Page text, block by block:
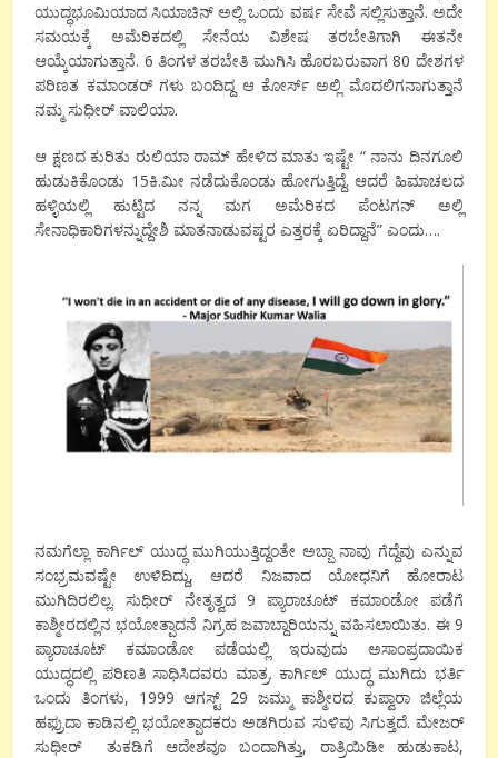
ಯುದ್ಧಭೂಮಿಯಾದ ಸಿಯಾಚಿನ್ ಅಲ್ಲಿ ಒಂದು ವರ್ಷ ಸೇವೆ ಸಲ್ಲಿಸುತ್ತಾನೆ. ಅದೇ
ಸಮಯಕ್ಕೆ ಅಮೆರಿಕದಲ್ಲಿ ಸೇನೆಯ ವಿಶೇಷ ತರಬೇತಿಗಾಗಿ ಈತನೇ
ಆಯ್ಕೆಯಾಗುತ್ತಾನೆ. 6 ತಿಂಗಳ ತರಬೇತಿ ಮುಗಿಸಿ ಹೊರಬರುವಾಗ 80 ದೇಶಗಳ
ಪರಿಣತ ಕಮಾಂಡರ್ ಗಳು ಬಂದಿದ್ದ ಆ ಕೋರ್ಸ್ ಅಲ್ಲಿ ಮೊದಲಿಗನಾಗುತ್ತಾನೆ
ನಮ್ಮ ಸುಧೀರ್ ವಾಲಿಯಾ.
ಆ ಕ್ಷಣದ ಕುರಿತು ರುಲಿಯಾ ರಾಮ್ ಹೇಳಿದ ಮಾತು ಇಷ್ಟೇ “ ನಾನು ದಿನಗೂಲಿ
ಹುಡುಕಿಕೊಂಡು 15ಕಿ.ಮೀ ನಡೆದುಕೊಂಡು ಹೋಗುತ್ತಿದ್ದೆ. ಆದರೆ ಹಿಮಾಚಲದ
ಹಳ್ಳಿಯಲ್ಲಿ ಹುಟ್ಟಿದ ನನ್ನ ಮಗ ಅಮೆರಿಕದ ಪೆಂಟಗನ್ ಅಲ್ಲಿ
ಸೇನಾಧಿಕಾರಿಗಳನ್ನುದ್ದೇಶಿ ಮಾತನಾಡುವಷ್ಟರ ಎತ್ತರಕ್ಕೆ ಏರಿದ್ದಾನೆ” ಎಂದು….
ನಮಗೆಲ್ಲಾ ಕಾರ್ಗಿಲ್ ಯುದ್ಧ ಮುಗಿಯುತ್ತಿದ್ದಂತೇ ಅಬ್ಬಾ ನಾವು ಗೆದ್ದೆವು ಎನ್ನುವ
ಸಂಭ್ರಮವಷ್ಟೇ ಉಳಿದಿದ್ದು, ಆದರೆ ನಿಜವಾದ ಯೋಧನಿಗೆ ಹೋರಾಟ
ಮುಗಿದಿರಲಿಲ್ಲ. ಸುಧೀರ್ ನೇತೃತ್ವದ 9 ಪ್ಯಾರಾಚೂಟ್ ಕಮಾಂಡೋ ಪಡೆಗೆ
ಕಾಶ್ಮೀರದಲ್ಲಿನ ಭಯೋತ್ಪಾದನೆ ನಿಗ್ರಹ ಜವಾಬ್ದಾರಿಯನ್ನು ವಹಿಸಲಾಯಿತು. ಈ 9
ಪ್ಯಾರಾಚೂಟ್ ಕಮಾಂಡೋ ಪಡೆಯಲ್ಲಿ ಇರುವುದು ಅಸಾಂಪ್ರದಾಯಿಕ
ಯುದ್ಧದಲ್ಲಿ ಪರಿಣತಿ ಸಾಧಿಸಿದವರು ಮಾತ್ರ. ಕಾರ್ಗಿಲ್ ಯುದ್ಧ ಮುಗಿದು ಭರ್ತಿ
ಒಂದು ತಿಂಗಳು, 1999 ಆಗಸ್ಟ್ 29 ಜಮ್ಮು ಕಾಶ್ಮೀರದ ಕುಪ್ವಾರಾ ಜಿಲ್ಲೆಯ
ಹಫ್ರುದಾ ಕಾಡಿನಲ್ಲಿ ಭಯೋತ್ಪಾದಕರು ಅಡಗಿರುವ ಸುಳಿವು ಸಿಗುತ್ತದೆ. ಮೇಜರ್
ಸುಧೀರ್ ತುಕಡಿಗೆ ಆದೇಶವೂ ಬಂದಾಗಿತ್ತು, ರಾತ್ರಿಯಿಡೀ ಹುಡುಕಾಟ,